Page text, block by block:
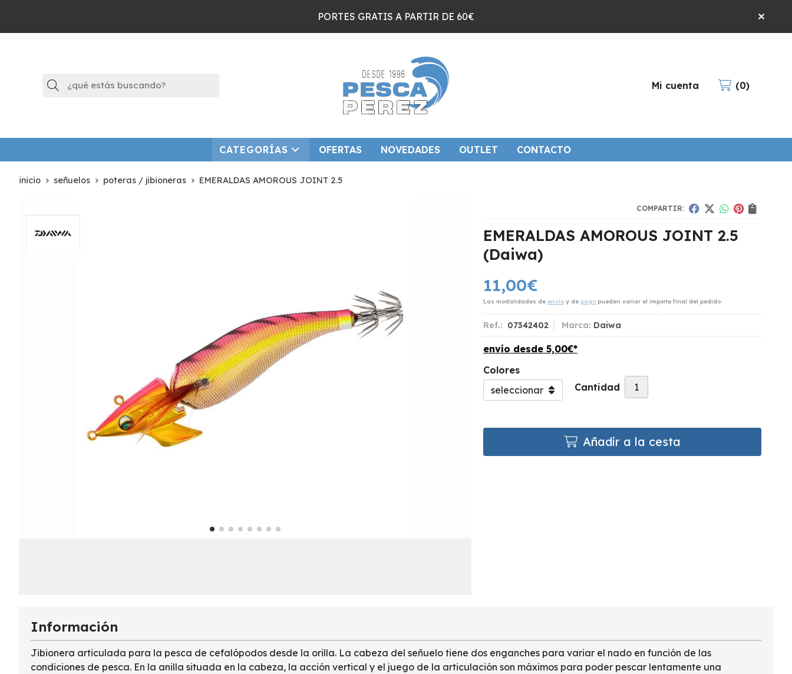
PORTES GRATIS A PARTIR DE 60€
Buscar Mi cuenta 0
CATEGORÍAS OFERTAS NOVEDADES OUTLET CONTACTO
inicio señuelos poteras / jibioneras EMERALDAS AMOROUS JOINT 2.5
COMPARTIR:
EMERALDAS AMOROUS JOINT 2.5
(Daiwa)
11,00€
Las modalidades de envío y de pago pueden variar el importe final del pedido.
Ref.: 07342402 Marca: Daiwa
envío desde 5,00€*
Colores
Cantidad
Añadir a la cesta
Información
Jibionera articulada para la pesca de cefalópodos desde la orilla. La cabeza del señuelo tiene dos enganches para variar el nado en función de las
condiciones de pesca. En la anilla situada en la cabeza, la acción vertical y el juego de la articulación son máximos para poder pescar lentamente una